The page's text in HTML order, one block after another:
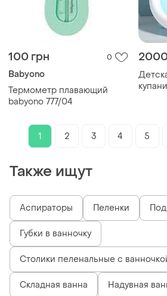
100 грн 0
Babyono
Термометр плавающий
babyono 777/04
1 2 3 4 5
Также ищут
Аспираторы Пеленки
Губки в ванночку
Столики пеленальные с
Складная ванна Надувная